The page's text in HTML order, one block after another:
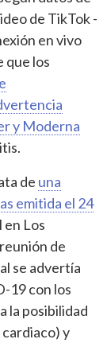
de TikTok -
en vivo
que los
y Moderna
de una
emitida el 24
en Los
de
se advertía
19 con los
la posibilidad
y